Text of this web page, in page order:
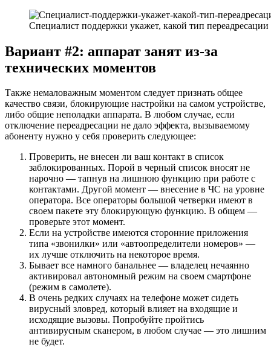
Специалист поддержки укажет, какой тип переадресации
Вариант #2: аппарат занят из-за
технических моментов
Также немаловажным моментом следует признать общее
качество связи, блокирующие настройки на самом устройстве,
либо общие неполадки аппарата. В любом случае, если
отключение переадресации не дало эффекта, вызываемому
абоненту нужно у себя проверить следующее:
Проверить, не внесен ли ваш контакт в список
заблокированных. Порой в черный список вносят не
нарочно — тапнув на лишнюю функцию при работе с
контактами. Другой момент — внесение в ЧС на уровне
оператора. Все операторы большой четверки имеют в
своем пакете эту блокирующую функцию. В общем —
проверьте этот момент.
Если на устройстве имеются сторонние приложения
типа «звонилки» или «автоопределители номеров» —
их лучше отключить на некоторое время.
Бывает все намного банальнее — владелец нечаянно
активировал автономный режим на своем смартфоне
(режим в самолете).
В очень редких случаях на телефоне может сидеть
вирусный зловред, который влияет на входящие и
исходящие вызовы. Попробуйте пройтись
антивирусным сканером, в любом случае — это лишним
не будет.